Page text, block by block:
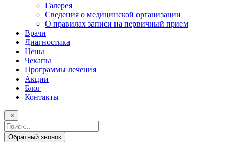
Галерея
Сведения о медицинской организации
О правилах записи на первичный прием
Врачи
Диагностика
Цены
Чекапы
Программы лечения
Акции
Блог
Контакты
×
Поисковый
запрос
Обратный звонок